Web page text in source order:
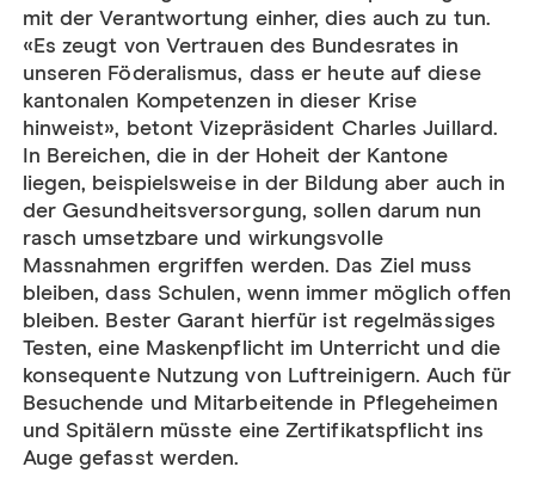
mit der Verantwortung einher, dies auch zu tun.
«Es zeugt von Vertrauen des Bundesrates in
unseren Föderalismus, dass er heute auf diese
kantonalen Kompetenzen in dieser Krise
hinweist», betont Vizepräsident Charles Juillard.
In Bereichen, die in der Hoheit der Kantone
liegen, beispielsweise in der Bildung aber auch in
der Gesundheitsversorgung, sollen darum nun
rasch umsetzbare und wirkungsvolle
Massnahmen ergriffen werden. Das Ziel muss
bleiben, dass Schulen, wenn immer möglich offen
bleiben. Bester Garant hierfür ist regelmässiges
Testen, eine Maskenpflicht im Unterricht und die
konsequente Nutzung von Luftreinigern. Auch für
Besuchende und Mitarbeitende in Pflegeheimen
und Spitälern müsste eine Zertifikatspflicht ins
Auge gefasst werden.